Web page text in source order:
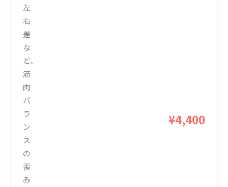
左
右
差
な
ど、
筋
肉
バ
ラ
ン
ス
の
歪
み
¥4,400